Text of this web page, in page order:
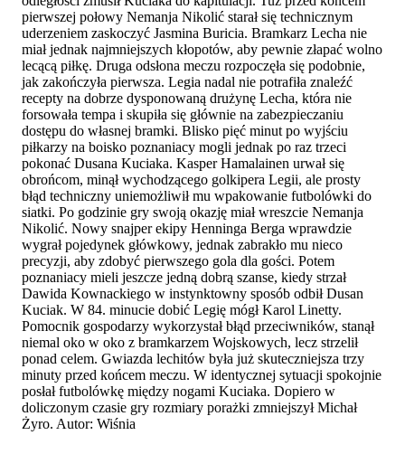
pierwszej połowy Nemanja Nikolić starał się technicznym
uderzeniem zaskoczyć Jasmina Buricia. Bramkarz Lecha nie
miał jednak najmniejszych kłopotów, aby pewnie złapać wolno
lecącą piłkę. Druga odsłona meczu rozpoczęła się podobnie,
jak zakończyła pierwsza. Legia nadal nie potrafiła znaleźć
recepty na dobrze dysponowaną drużynę Lecha, która nie
forsowała tempa i skupiła się głównie na zabezpieczaniu
dostępu do własnej bramki. Blisko pięć minut po wyjściu
piłkarzy na boisko poznaniacy mogli jednak po raz trzeci
pokonać Dusana Kuciaka. Kasper Hamalainen urwał się
obrońcom, minął wychodzącego golkipera Legii, ale prosty
błąd techniczny uniemożliwił mu wpakowanie futbolówki do
siatki. Po godzinie gry swoją okazję miał wreszcie Nemanja
Nikolić. Nowy snajper ekipy Henninga Berga wprawdzie
wygrał pojedynek główkowy, jednak zabrakło mu nieco
precyzji, aby zdobyć pierwszego gola dla gości. Potem
poznaniacy mieli jeszcze jedną dobrą szanse, kiedy strzał
Dawida Kownackiego w instynktowny sposób odbił Dusan
Kuciak. W 84. minucie dobić Legię mógł Karol Linetty.
Pomocnik gospodarzy wykorzystał błąd przeciwników, stanął
niemal oko w oko z bramkarzem Wojskowych, lecz strzelił
ponad celem. Gwiazda lechitów była już skuteczniejsza trzy
minuty przed końcem meczu. W identycznej sytuacji spokojnie
posłał futbolówkę między nogami Kuciaka. Dopiero w
doliczonym czasie gry rozmiary porażki zmniejszył Michał
Żyro. Autor: Wiśnia